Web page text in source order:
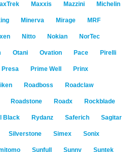
Maxxis Mazzini Michelin
Minerva Mirage MRF
Nitto Nokian NorTec
Otani Ovation Pace Pirelli
Presa Prime Well Prinx
Roadboss Roadclaw
Roadstone Roadx Rockblade
Black Rydanz Saferich Sagitar
Silverstone Simex Sonix
Sunfull Sunny Suntek